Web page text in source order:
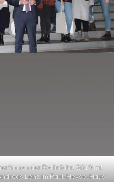
der Berlinfahrt 2019 mit
Lenz im Paul-Heyse-Haus